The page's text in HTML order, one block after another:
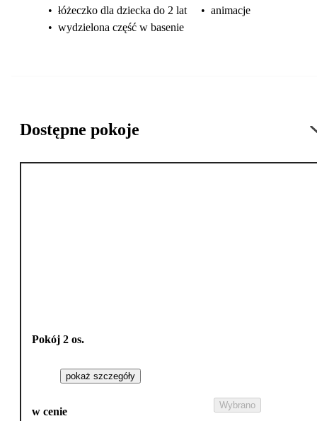
• łóżeczko dla dziecka do 2 lat
• wydzielona część w basenie
• animacje
Dostępne pokoje
Pokój 2 os.
pokaż szczegóły
w cenie
Wybrano